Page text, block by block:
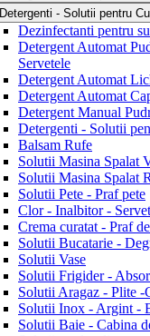
Detergenti - Solutii pentru
Dezinfectanti pentru
Detergent Automat
Servetele
Detergent Automat
Detergent Automat
Detergent Manual
Detergenti - Solutii
Balsam Rufe
Solutii Masina Spalat
Solutii Masina Spalat
Solutii Pete - Praf pete
Clor - Inalbitor -
Crema curatat - Praf
Solutii Bucatarie -
Solutii Vase
Solutii Frigider -
Solutii Aragaz - Plite -
Solutii Inox - Argint -
Solutii Baie - Cabina